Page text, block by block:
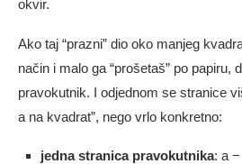
okvir.
Ako taj “prazni” dio oko manjeg
način i malo ga “prošetaš” po papiru,
pravokutnik. I odjednom se stranice
a na kvadrat”, nego vrlo konkretno:
jedna stranica pravokutnika: a